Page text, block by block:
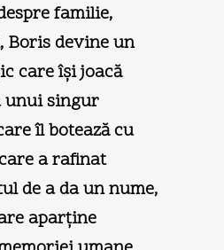
familie,
Boris devine un
care îşi joacă
unui singur
îl botează cu
a rafinat
de a da un nume,
aparţine